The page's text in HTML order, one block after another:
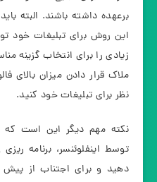
برعهده داشته باشند. البته
این روش برای تبلیغات خود
زیادی را برای انتخاب گزینه
ملاک قرار دادن میزان بالای
نظر برای تبلیغات خود کنید.
نکته مهم دیگر این است
توسط اینفلوئنسر، برنامه
دهید و برای اجتناب از